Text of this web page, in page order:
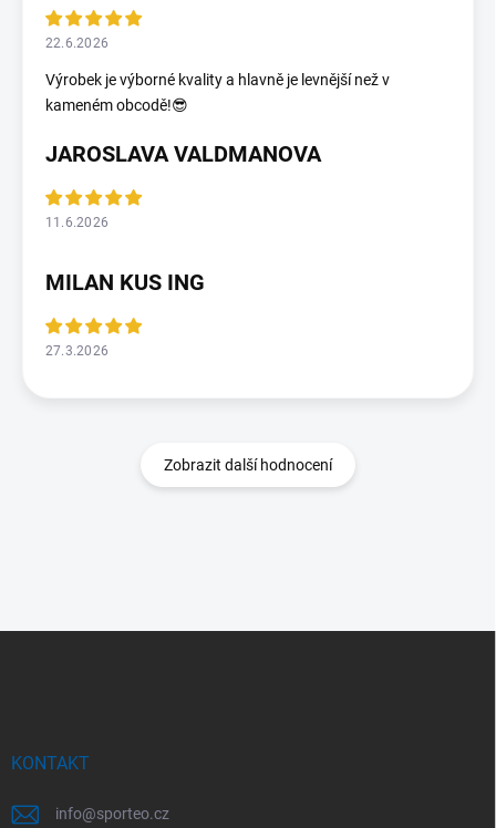
22.6.2026
Výrobek je výborné kvality a hlavně je levnější než v
kameném obcodě!😎
JAROSLAVA VALDMANOVA
11.6.2026
MILAN KUS ING
27.3.2026
Zobrazit další hodnocení
KONTAKT
info@sporteo.cz